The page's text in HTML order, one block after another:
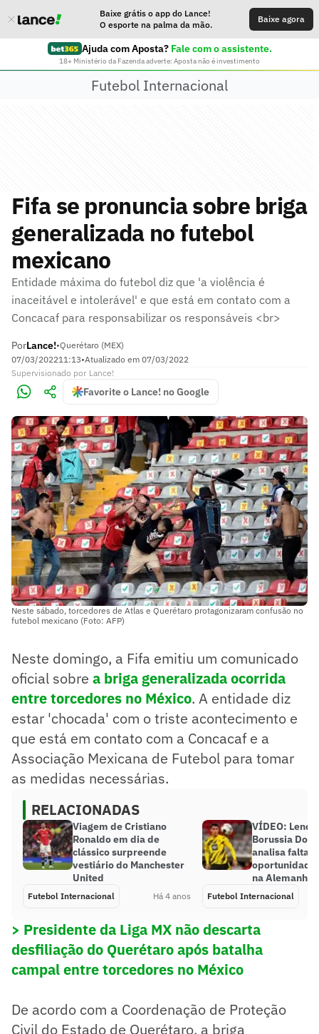
Baixe grátis o app do Lance!
O esporte na palma da mão.
Baixe agora
Ajuda com Aposta? Fale com o assistente.
18+ Ministério da Fazenda adverte: Aposta não é investimento
Futebol Internacional
Fifa se pronuncia sobre briga
generalizada no futebol
mexicano
Entidade máxima do futebol diz que 'a violência é
inaceitável e intolerável' e que está em contato com a
Concacaf para responsabilizar os responsáveis <br>
PorLance!•Querétaro (MEX)
07/03/202211:13•Atualizado em 07/03/2022
Supervisionado por Lance!
Favorite o Lance! no Google
Neste sábado, torcedores de Atlas e Querétaro protagonizaram confusão no
futebol mexicano (Foto: AFP)
Neste domingo, a Fifa emitiu um comunicado
oficial sobre a briga generalizada ocorrida
entre torcedores no México. A entidade diz
estar 'chocada' com o triste acontecimento e
que está em contato com a Concacaf e a
Associação Mexicana de Futebol para tomar
as medidas necessárias.
RELACIONADAS
Viagem de Cristiano
Ronaldo em dia de
clássico surpreende
vestiário do Manchester
United
Futebol Internacional Há 4 anos
VÍDEO:
Borussia
analisa falta
na Alemanha
Futebol Internacional
> Presidente da Liga MX não descarta
desfiliação do Querétaro após batalha
campal entre torcedores no México
De acordo com a Coordenação de Proteção
Civil do Estado de Querétaro, a briga